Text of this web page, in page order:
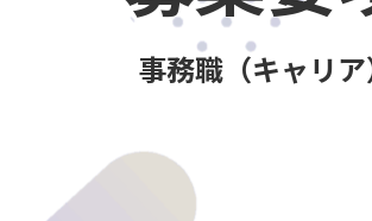
事務職（キャリア